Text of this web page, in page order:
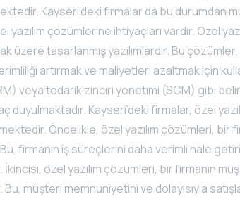
Kayseri’deki firmalar da bu durumdan
yazılım çözümlerine ihtiyaçları vardır. Özel
üzere tasarlanmış yazılımlardır. Bu
artırmak ve maliyetleri azaltmak için
veya tedarik zinciri yönetimi (SCM) gibi
duyulmaktadır. Kayseri’deki firmalar, özel
Öncelikle, özel yazılım çözümleri, bir
firmanın iş süreçlerini daha verimli hale
özel yazılım çözümleri, bir firmanın
müşteri memnuniyetini ve dolayısıyla